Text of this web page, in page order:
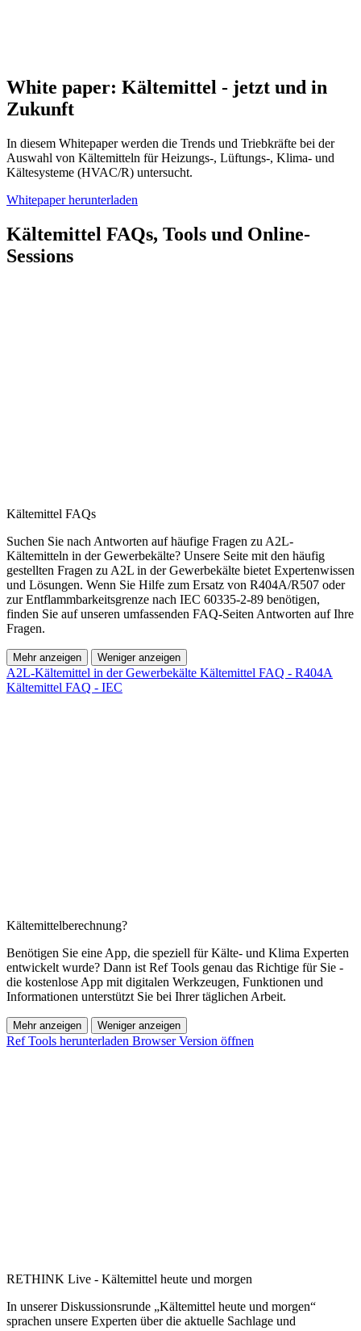
White paper: Kältemittel - jetzt und in
Zukunft
In diesem Whitepaper werden die Trends und Triebkräfte bei der
Auswahl von Kältemitteln für Heizungs-, Lüftungs-, Klima- und
Kältesysteme (HVAC/R) untersucht.
Whitepaper herunterladen
Kältemittel FAQs, Tools und Online-
Sessions
Kältemittel FAQs
Suchen Sie nach Antworten auf häufige Fragen zu A2L-
Kältemitteln in der Gewerbekälte? Unsere Seite mit den häufig
gestellten Fragen zu A2L in der Gewerbekälte bietet Expertenwissen
und Lösungen. Wenn Sie Hilfe zum Ersatz von R404A/R507 oder
zur Entflammbarkeitsgrenze nach IEC 60335-2-89 benötigen,
finden Sie auf unseren umfassenden FAQ-Seiten Antworten auf Ihre
Fragen.
Mehr anzeigen Weniger anzeigen
A2L-Kältemittel in der Gewerbekälte Kältemittel FAQ - R404A
Kältemittel FAQ - IEC
Kältemittelberechnung?
Benötigen Sie eine App, die speziell für Kälte- und Klima Experten
entwickelt wurde? Dann ist Ref Tools genau das Richtige für Sie -
die kostenlose App mit digitalen Werkzeugen, Funktionen und
Informationen unterstützt Sie bei Ihrer täglichen Arbeit.
Mehr anzeigen Weniger anzeigen
Ref Tools herunterladen Browser Version öffnen
RETHINK Live - Kältemittel heute und morgen
In unserer Diskussionsrunde „Kältemittel heute und morgen“
sprachen unsere Experten über die aktuelle Sachlage und